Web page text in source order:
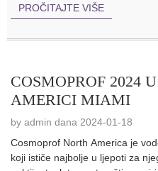
PROČITAJTE VIŠE
COSMOPROF 2024
AMERICI MIAMI
by admin dana 2024-01-18
Cosmoprof North America je
koji ističe najbolje u ljepoti za